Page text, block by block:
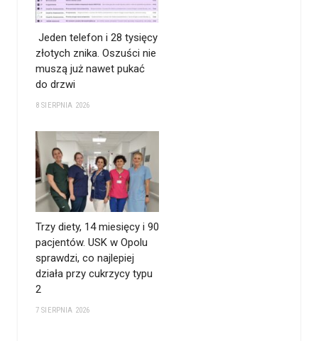
Jeden telefon i 28 tysięcy
złotych znika. Oszuści nie
muszą już nawet pukać
do drzwi
8 SIERPNIA 2026
Trzy diety, 14 miesięcy i 90
pacjentów. USK w Opolu
sprawdzi, co najlepiej
działa przy cukrzycy typu
2
7 SIERPNIA 2026